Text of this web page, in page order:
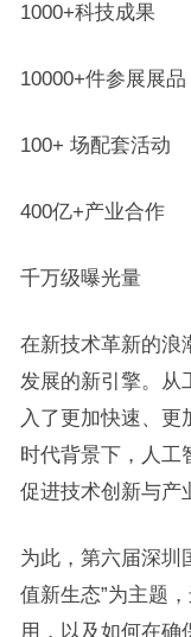
1000+科技成果
10000+件参展展品
100+ 场配套活动
400亿+产业合作
千万级曝光量
在新技术革新的浪
发展的新引擎。从
入了更加快速、更
时代背景下，人工
促进技术创新与产
为此，第六届深圳
值新生态”为主题
用，以及如何在确